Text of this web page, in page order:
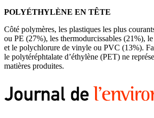
POLYÉTHYLÈNE EN TÊTE
Côté polymères, les plastiques les plus
ou PE (27%), les thermodurcissables (21%),
et le polychlorure de vinyle ou PVC (13%).
le polytéréphtalate d’éthylène (PET) ne
matières produites.